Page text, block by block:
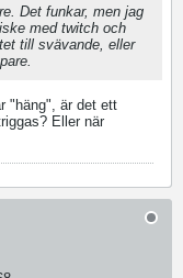
Det funkar, men jag
med twitch och
till svävande, eller
"häng", är det ett
Eller när